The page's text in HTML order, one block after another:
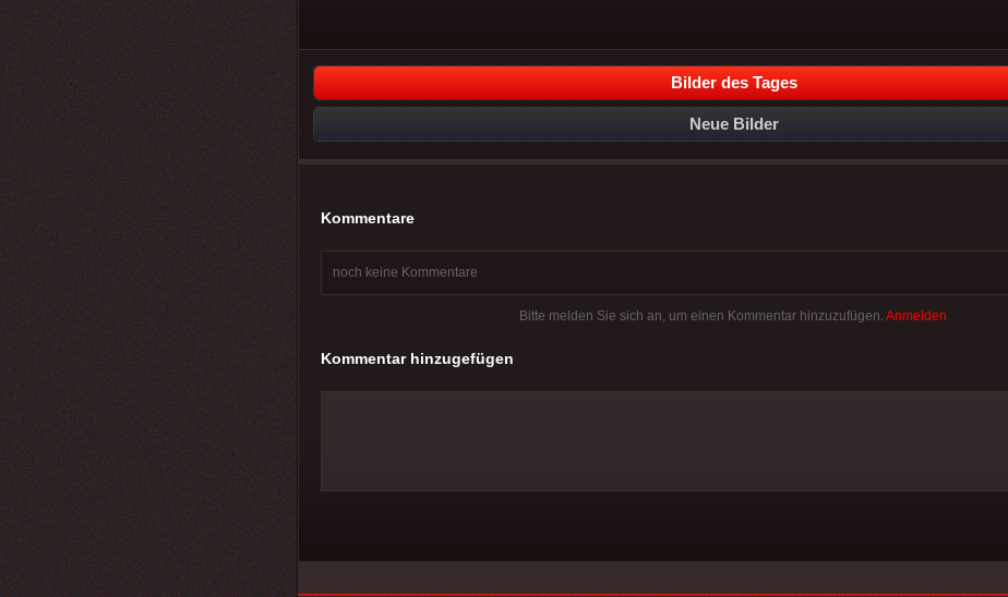
Bilder des Tages
Neue Bilder
Kommentare
noch keine Kommentare
Bitte melden Sie sich an, um einen Kommentar hinzuzufügen. Anmelden
Kommentar hinzugefügen